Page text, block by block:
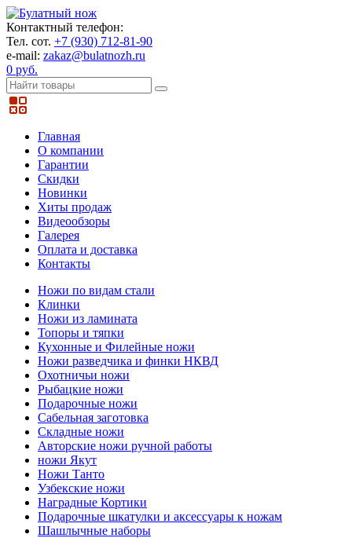
Контактный телефон:
Тел. сот. +7 (930) 712-81-90
e-mail: zakaz@bulatnozh.ru
0 руб.
Главная
О компании
Гарантии
Скидки
Новинки
Хиты продаж
Видеообзоры
Галерея
Оплата и доставка
Контакты
Ножи по видам стали
Клинки
Ножи из ламината
Топоры и тяпки
Кухонные и Филейные ножи
Ножи разведчика и финки НКВД
Охотничьи ножи
Рыбацкие ножи
Подарочные ножи
Сабельная заготовка
Складные ножи
Авторские ножи ручной работы
ножи Якут
Ножи Танто
Узбекские ножи
Наградные Кортики
Подарочные шкатулки и аксессуары к ножам
Шашлычные наборы